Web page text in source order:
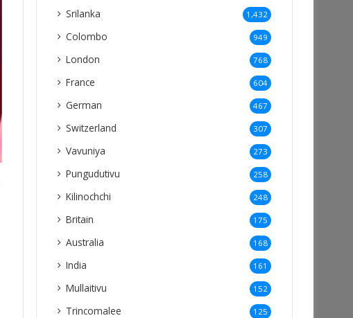
Srilanka 1,432
Colombo 949
London 768
France 604
German 467
Switzerland 307
Vavuniya 273
Pungudutivu 258
Kilinochchi 248
Britain 175
Australia 168
India 161
Mullaitivu 152
Trincomalee 125